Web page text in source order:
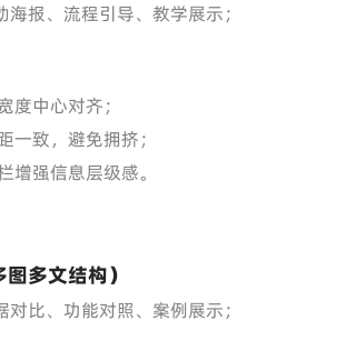
海报、流程引导、教学展示；
度中心对齐；
一致，避免拥挤；
增强信息层级感。
多文结构）
对比、功能对照、案例展示；